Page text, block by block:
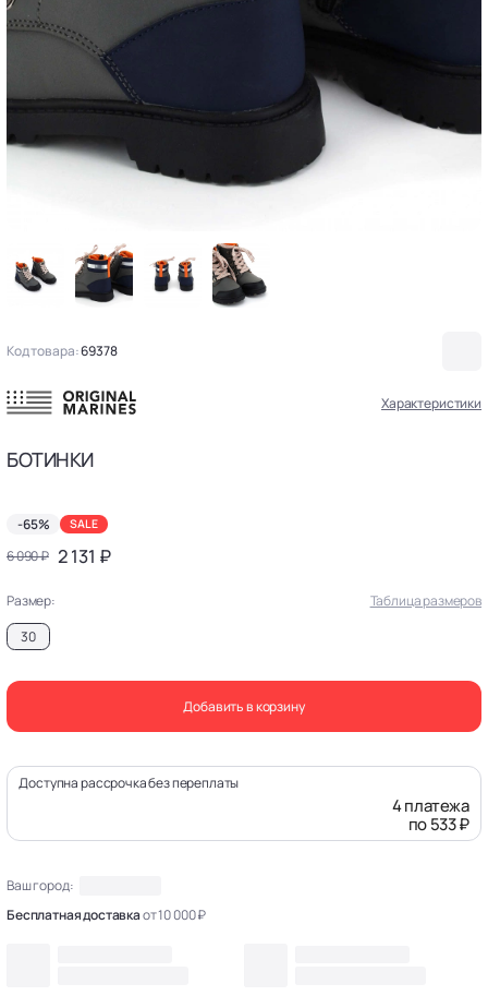
Код товара:69378
Характеристики
БОТИНКИ
-65% SALE
6 090 ₽ 2 131 ₽
Размер:
Таблица размеров
30
Добавить в корзину
Доступна рассрочка без переплаты
4 платежа
по 533 ₽
Ваш город:
Бесплатная доставкаот 10 000 ₽